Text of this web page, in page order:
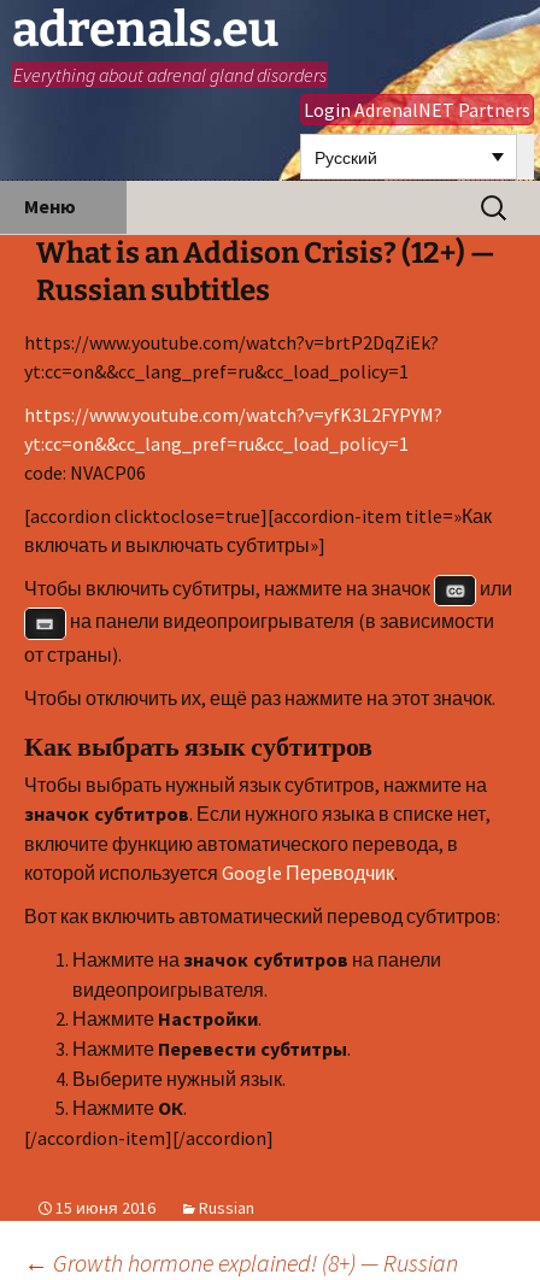
adrenals.eu
Everything about adrenal gland disorders
Login AdrenalNET Partners
Русский
Меню
содержимому
Найти:
What is an Addison Crisis? (12+) —
Russian subtitles
https://www.youtube.com/watch?v=brtP2DqZiEk?
yt:cc=on&&cc_lang_pref=ru&cc_load_policy=1
https://www.youtube.com/watch?v=yfK3L2FYPYM?
yt:cc=on&&cc_lang_pref=ru&cc_load_policy=1
code: NVACP06
[accordion clicktoclose=true][accordion-item title=»Как
включать и выключать субтитры»]
Чтобы включить субтитры, нажмите на значок
или
на панели видеопроигрывателя (в зависимости
от страны).
Чтобы отключить их, ещё раз нажмите на этот значок.
Как выбрать язык субтитров
Чтобы выбрать нужный язык субтитров, нажмите на
значок субтитров. Если нужного языка в списке нет,
включите функцию автоматического перевода, в
которой используется Google Переводчик.
Вот как включить автоматический перевод субтитров:
Нажмите на значок субтитров на панели
видеопроигрывателя.
Нажмите Настройки.
Нажмите Перевести субтитры.
Выберите нужный язык.
Нажмите ОК.
[/accordion-item][/accordion]
15 июня 2016 Russian
Навигация
← Growth hormone explained! (8+) — Russian